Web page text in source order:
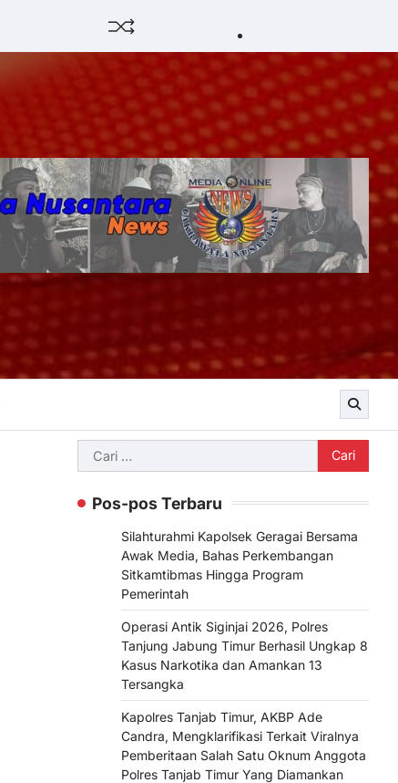
RAGA
Cari
untuk:
Pos-pos Terbaru
Silahturahmi Kapolsek Geragai Bersama
Awak Media, Bahas Perkembangan
Sitkamtibmas Hingga Program
Pemerintah
Operasi Antik Siginjai 2026, Polres
Tanjung Jabung Timur Berhasil Ungkap 8
Kasus Narkotika dan Amankan 13
Tersangka
Kapolres Tanjab Timur, AKBP Ade
Candra, Mengklarifikasi Terkait Viralnya
Pemberitaan Salah Satu Oknum Anggota
Polres Tanjab Timur Yang Diamankan